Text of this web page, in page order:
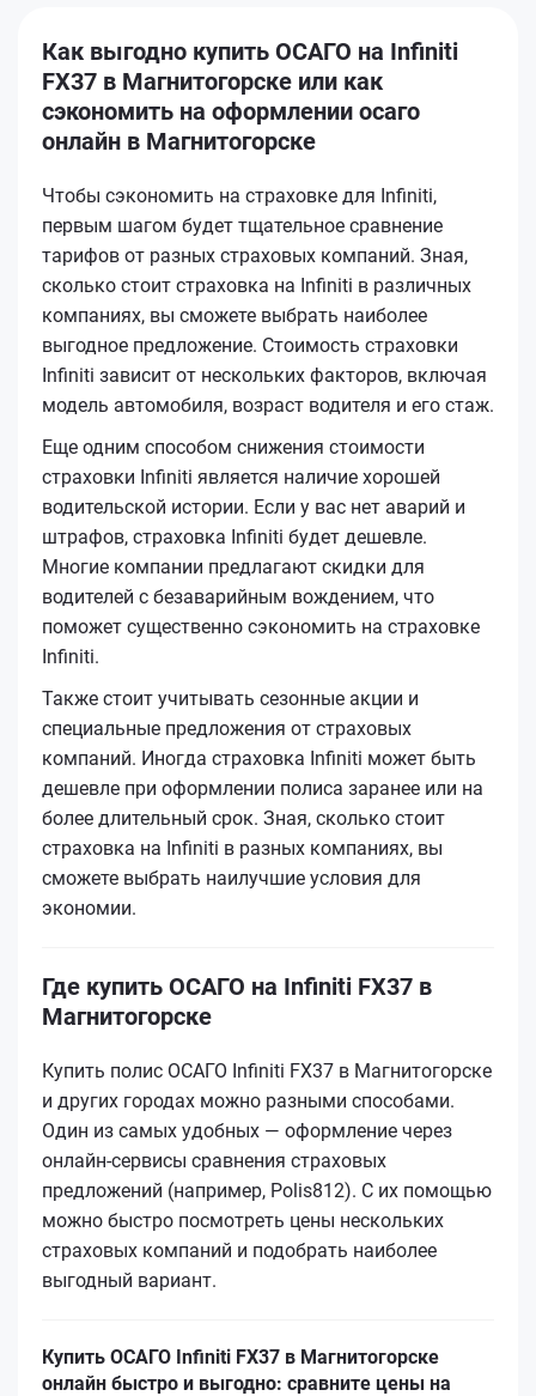
Как выгодно купить ОСАГО на Infiniti
FX37 в Магнитогорске или как
сэкономить на оформлении осаго
онлайн в Магнитогорске
Чтобы сэкономить на страховке для Infiniti,
первым шагом будет тщательное сравнение
тарифов от разных страховых компаний. Зная,
сколько стоит страховка на Infiniti в различных
компаниях, вы сможете выбрать наиболее
выгодное предложение. Стоимость страховки
Infiniti зависит от нескольких факторов, включая
модель автомобиля, возраст водителя и его стаж.
Еще одним способом снижения стоимости
страховки Infiniti является наличие хорошей
водительской истории. Если у вас нет аварий и
штрафов, страховка Infiniti будет дешевле.
Многие компании предлагают скидки для
водителей с безаварийным вождением, что
поможет существенно сэкономить на страховке
Infiniti.
Также стоит учитывать сезонные акции и
специальные предложения от страховых
компаний. Иногда страховка Infiniti может быть
дешевле при оформлении полиса заранее или на
более длительный срок. Зная, сколько стоит
страховка на Infiniti в разных компаниях, вы
сможете выбрать наилучшие условия для
экономии.
Где купить ОСАГО на Infiniti FX37 в
Магнитогорске
Купить полис ОСАГО Infiniti FX37 в Магнитогорске
и других городах можно разными способами.
Один из самых удобных — оформление через
онлайн-сервисы сравнения страховых
предложений (например, Polis812). С их помощью
можно быстро посмотреть цены нескольких
страховых компаний и подобрать наиболее
выгодный вариант.
Купить ОСАГО Infiniti FX37 в Магнитогорске
онлайн быстро и выгодно: сравните цены на